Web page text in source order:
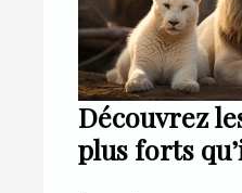
Découvrez
plus forts